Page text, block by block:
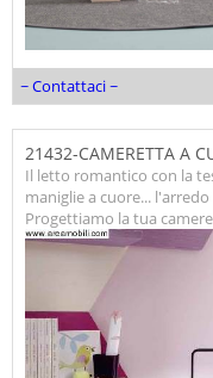
~ Contattaci ~
21432-CAMERETTA A
Il letto romantico con la
maniglie a cuore...
Progettiamo la tua